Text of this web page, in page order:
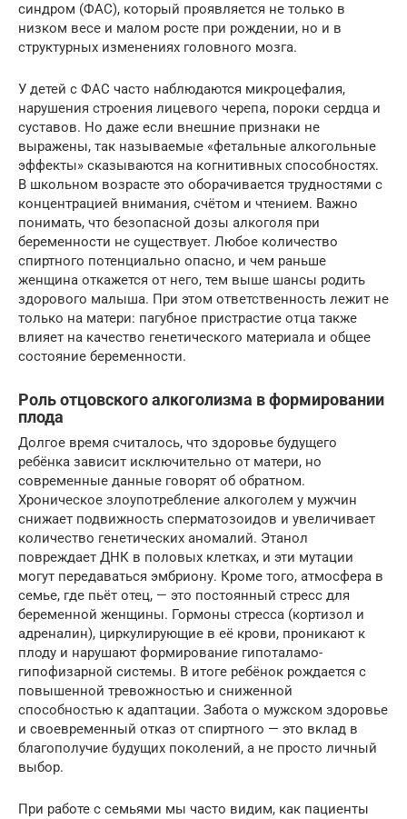
синдром (ФАС), который проявляется не только в
низком весе и малом росте при рождении, но и в
структурных изменениях головного мозга.
У детей с ФАС часто наблюдаются микроцефалия,
нарушения строения лицевого черепа, пороки сердца и
суставов. Но даже если внешние признаки не
выражены, так называемые «фетальные алкогольные
эффекты» сказываются на когнитивных способностях.
В школьном возрасте это оборачивается трудностями с
концентрацией внимания, счётом и чтением. Важно
понимать, что безопасной дозы алкоголя при
беременности не существует. Любое количество
спиртного потенциально опасно, и чем раньше
женщина откажется от него, тем выше шансы родить
здорового малыша. При этом ответственность лежит не
только на матери: пагубное пристрастие отца также
влияет на качество генетического материала и общее
состояние беременности.
Роль отцовского алкоголизма в формировании
плода
Долгое время считалось, что здоровье будущего
ребёнка зависит исключительно от матери, но
современные данные говорят об обратном.
Хроническое злоупотребление алкоголем у мужчин
снижает подвижность сперматозоидов и увеличивает
количество генетических аномалий. Этанол
повреждает ДНК в половых клетках, и эти мутации
могут передаваться эмбриону. Кроме того, атмосфера в
семье, где пьёт отец, — это постоянный стресс для
беременной женщины. Гормоны стресса (кортизол и
адреналин), циркулирующие в её крови, проникают к
плоду и нарушают формирование гипоталамо-
гипофизарной системы. В итоге ребёнок рождается с
повышенной тревожностью и сниженной
способностью к адаптации. Забота о мужском здоровье
и своевременный отказ от спиртного — это вклад в
благополучие будущих поколений, а не просто личный
выбор.
При работе с семьями мы часто видим, как пациенты